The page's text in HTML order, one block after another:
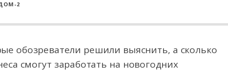
2
обозреватели решили выяснить, а сколько
смогут заработать на новогодних